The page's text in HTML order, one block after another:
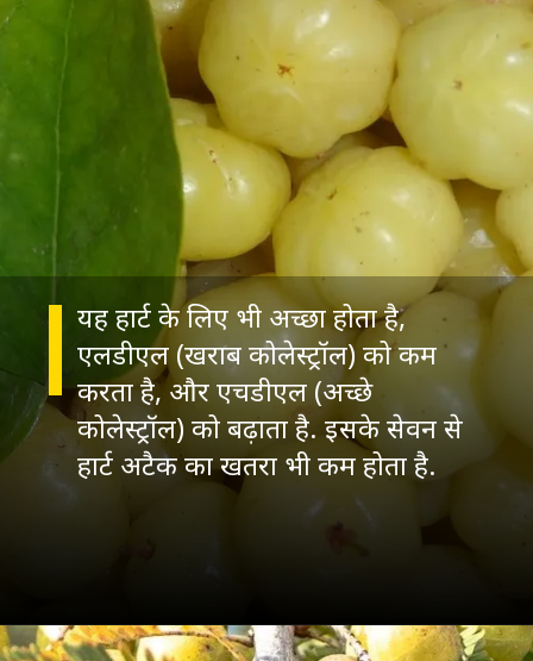
यह हार्ट के लिए भी अच्छा होता है,
एलडीएल (खराब कोलेस्ट्रॉल) को कम
करता है, और एचडीएल (अच्छे
कोलेस्ट्रॉल) को बढ़ाता है. इसके सेवन से